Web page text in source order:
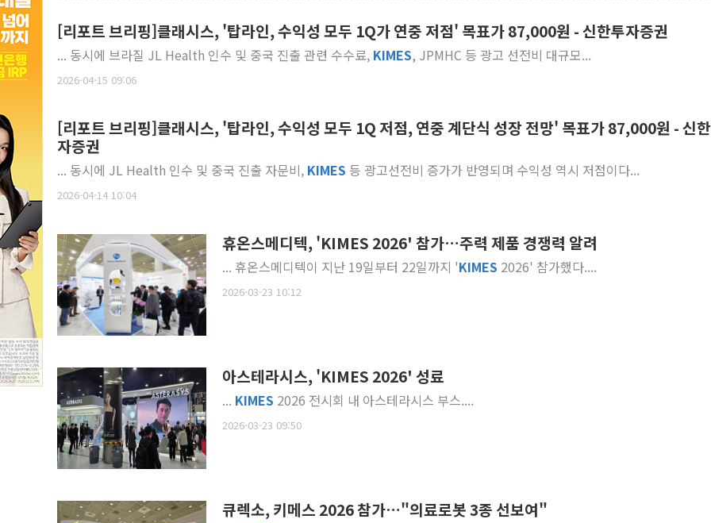
[속보] 민주, 강원 경선 결
정재헌 CEO, SKT 장기고
인천시 광복절 현수막 '태
홈플러스發 대형마트 판
[리포트 브리핑]클래시스, '탑라인, 수익성 모두 1Q가 연중 저점' 목표가 87,000원 - 신한투자증권
... 동시에 브라질 JL Health 인수 및 중국 진출 관련 수수료, KIMES, JPMHC 등 광고 선전비 대규모...
2026-04-15 09:06
[리포트 브리핑]클래시스, '탑라인, 수익성 모두 1Q 저점, 연중 계단식 성장 전망' 목표가 87,000원 - 신
자증권
... 동시에 JL Health 인수 및 중국 진출 자문비, KIMES 등 광고선전비 증가가 반영되며 수익성 역시 저점이다...
2026-04-14 10:04
휴온스메디텍, 'KIMES 2026' 참가…주력 제품 경쟁력 알려
... 휴온스메디텍이 지난 19일부터 22일까지 'KIMES 2026' 참가했다....
2026-03-23 10:12
아스테라시스, 'KIMES 2026' 성료
... KIMES 2026 전시회 내 아스테라시스 부스....
2026-03-23 09:50
큐렉소, 키메스 2026 참가…"의료로봇 3종 선보여"